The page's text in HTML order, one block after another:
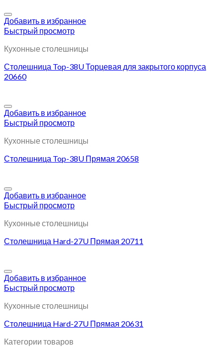
Добавить в избранное
Быстрый просмотр
Кухонные столешницы
Столешница Top-38U Торцевая для закрытого корпуса
20660
Добавить в избранное
Быстрый просмотр
Кухонные столешницы
Столешница Top-38U Прямая 20658
Добавить в избранное
Быстрый просмотр
Кухонные столешницы
Столешница Hard-27U Прямая 20711
Добавить в избранное
Быстрый просмотр
Кухонные столешницы
Столешница Hard-27U Прямая 20631
Категории товаров